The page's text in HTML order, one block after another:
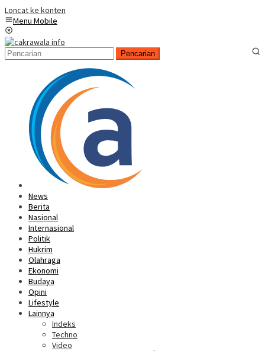
Loncat ke konten
Menu Mobile
Pencarian
News
Berita
Nasional
Internasional
Politik
Hukrim
Olahraga
Ekonomi
Budaya
Opini
Lifestyle
Lainnya
Indeks
Techno
Video